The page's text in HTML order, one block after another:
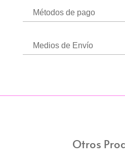
Métodos de pago
Medios de Envío
Otros